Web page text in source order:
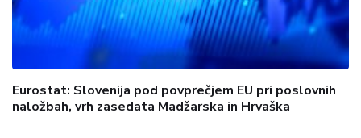
Eurostat: Slovenija pod povprečjem EU pri poslovnih
naložbah, vrh zasedata Madžarska in Hrvaška